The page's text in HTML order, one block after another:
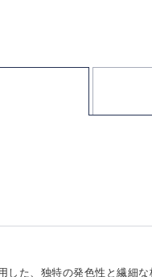
した、独特の発色性と繊細